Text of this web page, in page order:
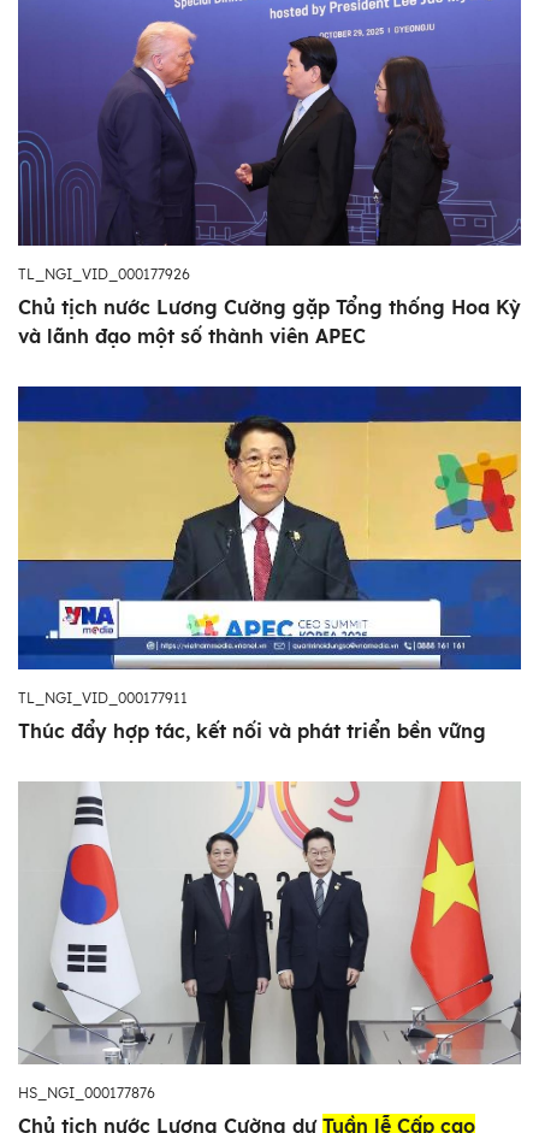
TL_NGI_VID_000177926
Chủ tịch nước Lương Cường gặp Tổng thống Hoa Kỳ
và lãnh đạo một số thành viên APEC
TL_NGI_VID_000177911
Thúc đẩy hợp tác, kết nối và phát triển bền vững
HS_NGI_000177876
Chủ tịch nước Lương Cường dự Tuần lễ Cấp cao